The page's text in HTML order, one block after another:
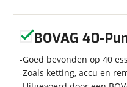
Categorie
Geschikt voor
Nieuw of occasion
BOVAG 40-
Goed bevonden op 40
Zoals ketting, accu en